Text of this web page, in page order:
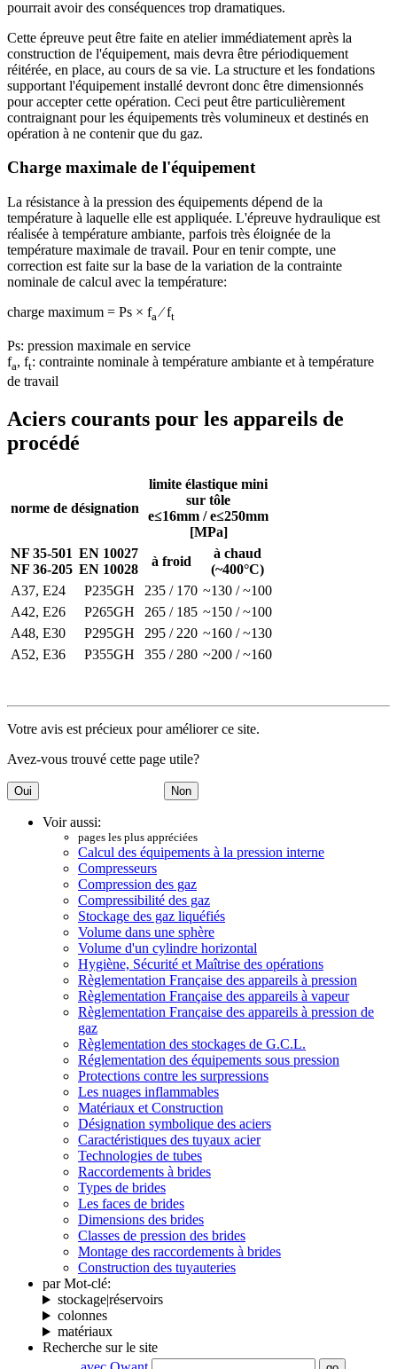
pourrait avoir des conséquences trop dramatiques.
Cette épreuve peut être faite en atelier immédiatement après la
construction de l'équipement, mais devra être périodiquement
réitérée, en place, au cours de sa vie. La structure et les fondations
supportant l'équipement installé devront donc être dimensionnés
pour accepter cette opération. Ceci peut être particulièrement
contraignant pour les équipements très volumineux et destinés en
opération à ne contenir que du gaz.
Charge maximale de l'équipement
La résistance à la pression des équipements dépend de la
température à laquelle elle est appliquée. L'épreuve hydraulique est
réalisée à température ambiante, parfois très éloignée de la
température maximale de travail. Pour en tenir compte, une
correction est faite sur la base de la variation de la contrainte
nominale de calcul avec la température:
charge maximum = Ps × fa⁄ft
Ps: pression maximale en service
fa, ft: contrainte nominale à température ambiante et à température
de travail
Aciers courants pour les appareils de
procédé
norme de désignation
limite élastique mini
sur tôle
e≤16mm / e≤250mm
[MPa]
NF 35-501
NF 36-205
EN 10027
EN 10028
à froid
à chaud
(~400°C)
A37, E24
P235GH 235 / 170 ~130 / ~100
A42, E26
P265GH 265 / 185 ~150 / ~100
A48, E30
P295GH 295 / 220 ~160 / ~130
A52, E36
P355GH 355 / 280 ~200 / ~160
Votre avis est précieux pour améliorer ce site.
Avez-vous trouvé cette page utile?
Voir aussi:
pages les plus appréciées
Calcul des équipements à la pression interne
Compresseurs
Compression des gaz
Compressibilité des gaz
Stockage des gaz liquéfiés
Volume dans une sphère
Volume d'un cylindre horizontal
Hygiène, Sécurité et Maîtrise des opérations
Règlementation Française des appareils à pression
Règlementation Française des appareils à vapeur
Règlementation Française des appareils à pression de
gaz
Règlementation des stockages de G.C.L.
Réglementation des équipements sous pression
Protections contre les surpressions
Les nuages inflammables
Matériaux et Construction
Désignation symbolique des aciers
Caractéristiques des tuyaux acier
Technologies de tubes
Raccordements à brides
Types de brides
Les faces de brides
Dimensions des brides
Classes de pression des brides
Montage des raccordements à brides
Construction des tuyauteries
par Mot-clé:
stockage|réservoirs
colonnes
matériaux
Recherche sur le site